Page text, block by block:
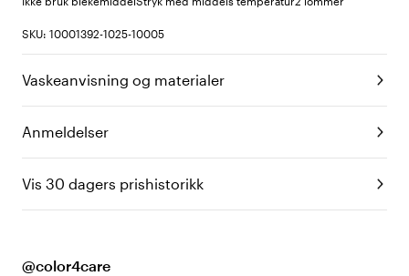
SKU: 10001392-1025-10005
Vaskeanvisning og materialer
Anmeldelser
Vis 30 dagers prishistorikk
@color4care